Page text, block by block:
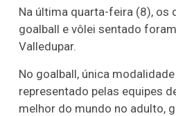
Na última quarta-feira (8),
goalball e vôlei sentado
Valledupar.
No goalball, única
representado pelas equipes
melhor do mundo no adulto,